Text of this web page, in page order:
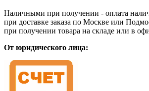
Наличными при получении - оплата
при доставке заказа по Москве или
при получении товара на складе или в
От юридического лица: